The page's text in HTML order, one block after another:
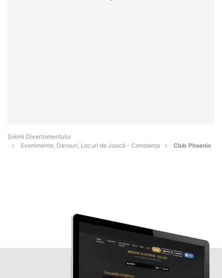
Şoimii Divertismentului
Evenimente, Dansuri, Locuri de Joacă - Constanţa
Club Phoenix